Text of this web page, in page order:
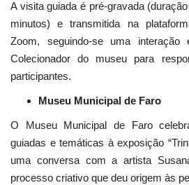
A visita guiada é pré-gravada
minutos) e transmitida na
Zoom, seguindo-se uma
Colecionador do museu para
participantes.
Museu Municipal de Faro
O Museu Municipal de Faro
guiadas e temáticas à exposição
uma conversa com a artista
processo criativo que deu origem às